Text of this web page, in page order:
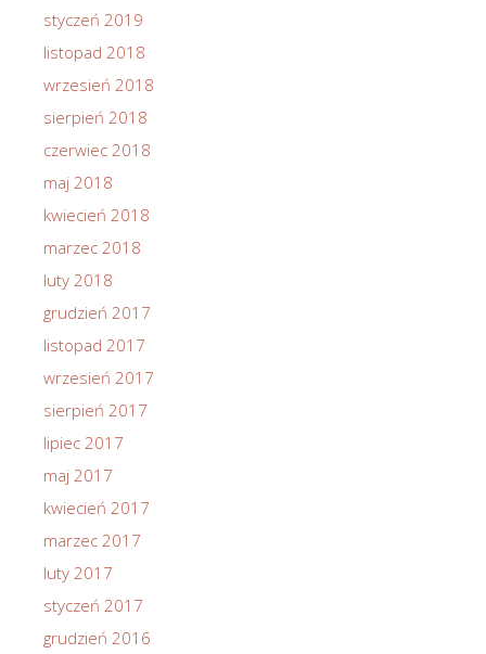
styczeń 2019
listopad 2018
wrzesień 2018
sierpień 2018
czerwiec 2018
maj 2018
kwiecień 2018
marzec 2018
luty 2018
grudzień 2017
listopad 2017
wrzesień 2017
sierpień 2017
lipiec 2017
maj 2017
kwiecień 2017
marzec 2017
luty 2017
styczeń 2017
grudzień 2016